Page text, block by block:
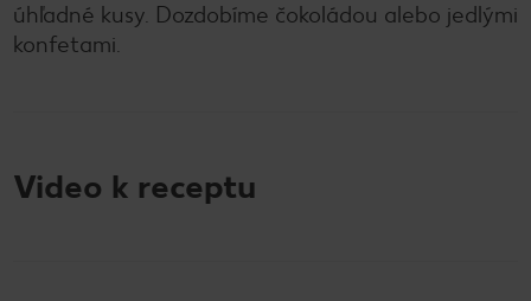
úhľadné kusy. Dozdobíme čokoládou alebo jedlými
konfetami.
Video k receptu